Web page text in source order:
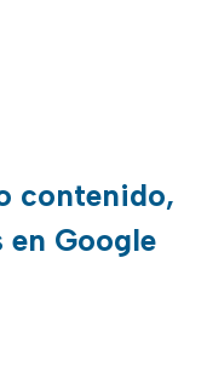
contenido,
en Google